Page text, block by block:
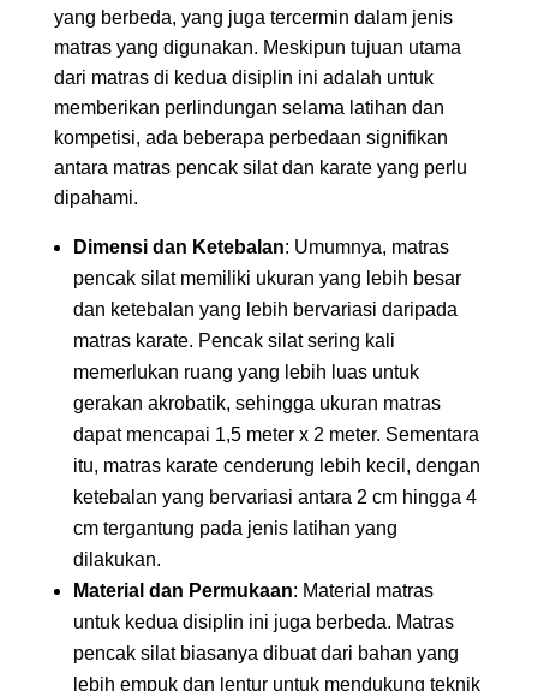
yang berbeda, yang juga tercermin dalam jenis
matras yang digunakan. Meskipun tujuan utama
dari matras di kedua disiplin ini adalah untuk
memberikan perlindungan selama latihan dan
kompetisi, ada beberapa perbedaan signifikan
antara matras pencak silat dan karate yang perlu
dipahami.
Dimensi dan Ketebalan: Umumnya, matras
pencak silat memiliki ukuran yang lebih besar
dan ketebalan yang lebih bervariasi daripada
matras karate. Pencak silat sering kali
memerlukan ruang yang lebih luas untuk
gerakan akrobatik, sehingga ukuran matras
dapat mencapai 1,5 meter x 2 meter. Sementara
itu, matras karate cenderung lebih kecil, dengan
ketebalan yang bervariasi antara 2 cm hingga 4
cm tergantung pada jenis latihan yang
dilakukan.
Material dan Permukaan: Material matras
untuk kedua disiplin ini juga berbeda. Matras
pencak silat biasanya dibuat dari bahan yang
lebih empuk dan lentur untuk mendukung teknik